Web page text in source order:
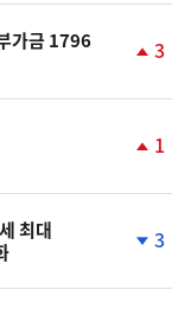
가금 1796
3
1
최대
3